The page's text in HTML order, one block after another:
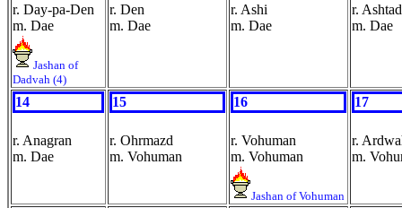
r. Day-pa-Den
m. Dae
Jashan of
Dadvah (4)
r. Den
m. Dae
r. Ashi
m. Dae
r. Ashtad
m. Dae
14
r. Anagran
m. Dae
15
r. Ohrmazd
m. Vohuman
16
r. Vohuman
m. Vohuman
Jashan of Vohuman
17
r.
m.